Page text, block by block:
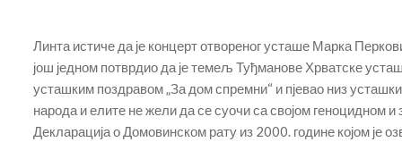
Линта истиче да је концерт отвореног усташе Марка
још једном потврдио да је темељ Туђманове Хрватске
усташким поздравом „За дом спремни“ и пјевао низ
народа и елите не жели да се суочи са својом геноцидном
Декларација о Домовинском рату из 2000. године којом је